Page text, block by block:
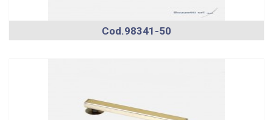
Cod.98341-50